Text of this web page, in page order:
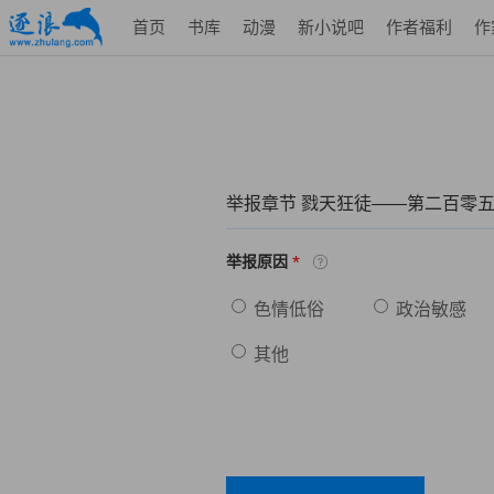
首页 书库 动漫 新小说吧 作者福利 作
举报章节 戮天狂徒——第二百零
举报原因 *
色情低俗 政治敏感
其他